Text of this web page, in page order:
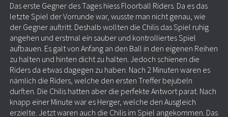
Das erste Gegner des Tages hiess Floorball Riders. Da es das
letzte Spiel der Vorrunde war, wusste man nicht genau, wie
der Gegner auftritt. Deshalb wollten die Chilis das Spiel ruhig
angehen und erstmal ein sauber und kontrolliertes Spiel
aufbauen. Es galt von Anfang an den Ball in den eigenen Reihen
zu halten und hinten dicht zu halten. Jedoch schienen die
Riders da etwas dagegen zu haben. Nach 2 Minuten waren es
nämlich die Riders, welche den ersten Treffer bejubeln
durften. Die Chilis hatten aber die perfekte Antwort parat. Nach
knapp einer Minute war es Herger, welche den Ausgleich
erzielte. Jetzt waren auch die Chilis im Spiel angekommen. Das